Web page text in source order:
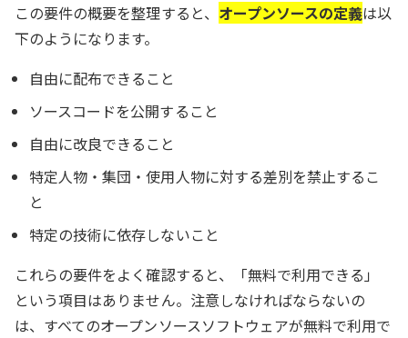
この要件の概要を整理すると、 オープンソースの定義は以
下のようになります。
自由に配布できること
ソースコードを公開すること
自由に改良できること
特定人物・集団・使用人物に対する差別を禁止するこ
と
特定の技術に依存しないこと
これらの要件をよく確認すると、「無料で利用できる」
という項目はありません。注意しなければならないの
は、すべてのオープンソースソフトウェアが無料で利用で